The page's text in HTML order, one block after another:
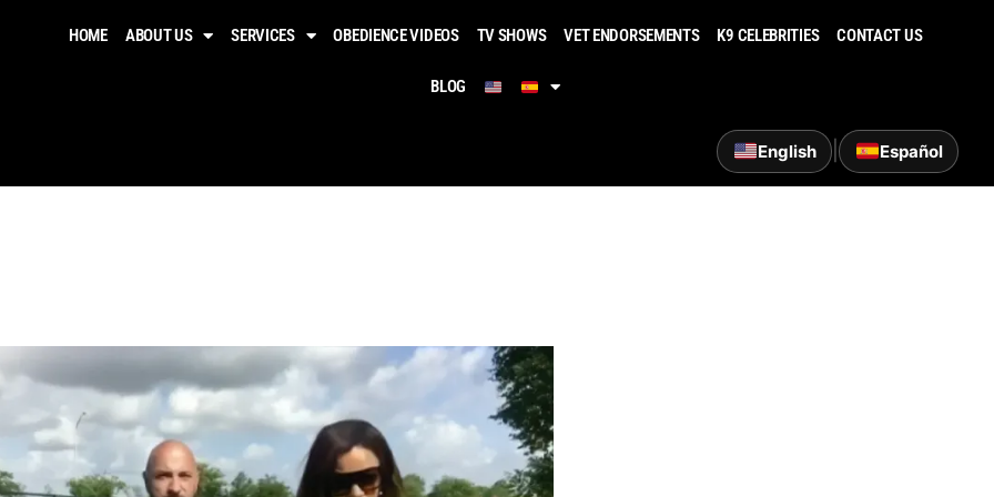
HOME ABOUT US SERVICES OBEDIENCE VIDEOS​ TV SHOWS VET ENDORSEMENTS K9 CELEBRITIES CONTACT US
BLOG
English | Español